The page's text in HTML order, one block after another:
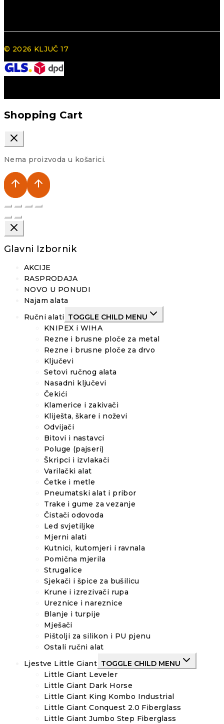
© 2026 KLJUČ 17
Shopping Cart
Nema proizvoda u košarici.
Glavni Izbornik
AKCIJE
RASPRODAJA
NOVO U PONUDI
Najam alata
Ručni alati TOGGLE CHILD MENU
KNIPEX i WIHA
Rezne i brusne ploče za metal
Rezne i brusne ploče za drvo
Ključevi
Setovi ručnog alata
Nasadni ključevi
Čekići
Klamerice i zakivači
Kliješta, škare i noževi
Odvijači
Bitovi i nastavci
Poluge (pajseri)
Škripci i izvlakači
Varilački alat
Četke i metle
Pneumatski alat i pribor
Trake i gume za vezanje
Čistači odovoda
Led svjetiljke
Mjerni alati
Kutnici, kutomjeri i ravnala
Pomična mjerila
Strugalice
Sjekači i špice za bušilicu
Krune i izrezivači rupa
Ureznice i nareznice
Blanje i turpije
Mješači
Pištolji za silikon i PU pjenu
Ostali ručni alat
Ljestve Little Giant TOGGLE CHILD MENU
Little Giant Leveler
Little Giant Dark Horse
Little Giant King Kombo Industrial
Little Giant Conquest 2.0 Fiberglass
Little Giant Jumbo Step Fiberglass